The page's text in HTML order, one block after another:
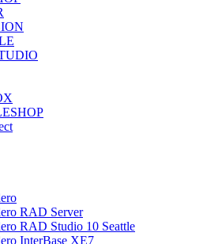
RAD Server
RAD Studio 10 Seattle
InterBase XE7